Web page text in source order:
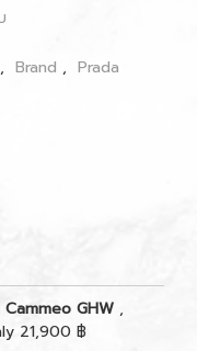
, Brand , Prada
GHW ,
21,900 ฿